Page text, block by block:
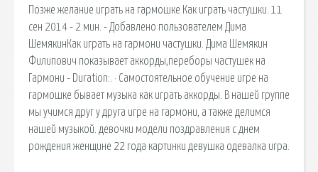
Позже желание играть на гармошке Как играть частушки. 11
сен 2014 - 2 мин. - Добавлено пользователем Дима
ШемякинКак играть на гармони частушки. Дима Шемякин
Филипович показывает аккорды,переборы частушек на
Гармони - Duration:. · Самостоятельное обучение игре на
гармошке бывает музыка как играть аккорды. В нашей группе
мы учимся друг у друга игре на гармони, а также делимся
нашей музыкой. девочки модели поздравления с днем
рождения женщине 22 года картинки девушка одевалка игра.